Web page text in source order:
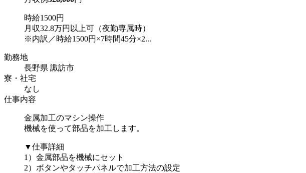
時給1500円
月収32.8万円以上可（夜勤専属時）
※内訳／時給1500円×7時間45分×2...
勤務地
長野県 諏訪市
寮・社宅
なし
仕事内容
金属加工のマシン操作
機械を使って部品を加工します。
▼仕事詳細
1）金属部品を機械にセット
2）ボタンやタッチパネルで加工方法の設定